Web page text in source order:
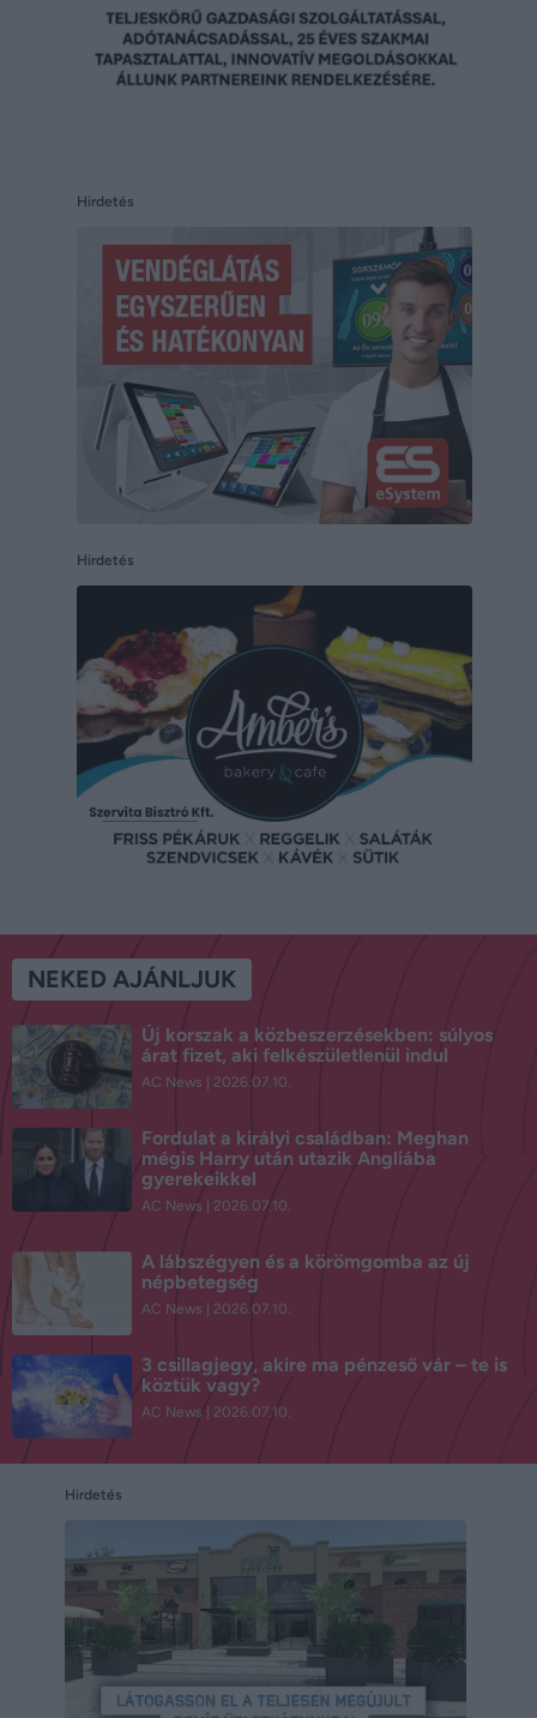
Hirdetés
Hirdetés
NEKED AJÁNLJUK
Új korszak a közbeszerzésekben: súlyos
árat fizet, aki felkészületlenül indul
AC News 2026.07.10.
Fordulat a királyi családban: Meghan
mégis Harry után utazik Angliába
gyerekeikkel
AC News 2026.07.10.
A lábszégyen és a körömgomba az új
népbetegség
AC News 2026.07.10.
3 csillagjegy, akire ma pénzeső vár – te is
köztük vagy?
AC News 2026.07.10.
Hirdetés